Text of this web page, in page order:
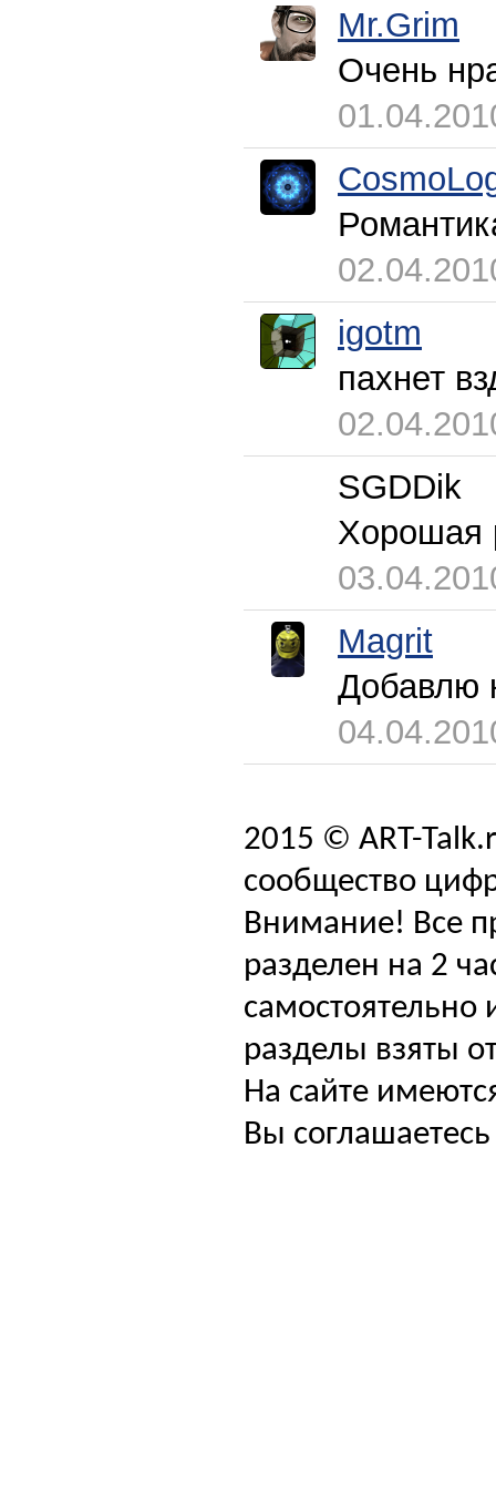
Mr.Grim
Очень
igotm
пахнет
SGDDik
Хорошая
Magrit
Добавлю
2015 © ART-
сообщество
Внимание! Все
разделен на 2
самостоятельно
разделы взяты
На сайте
Вы